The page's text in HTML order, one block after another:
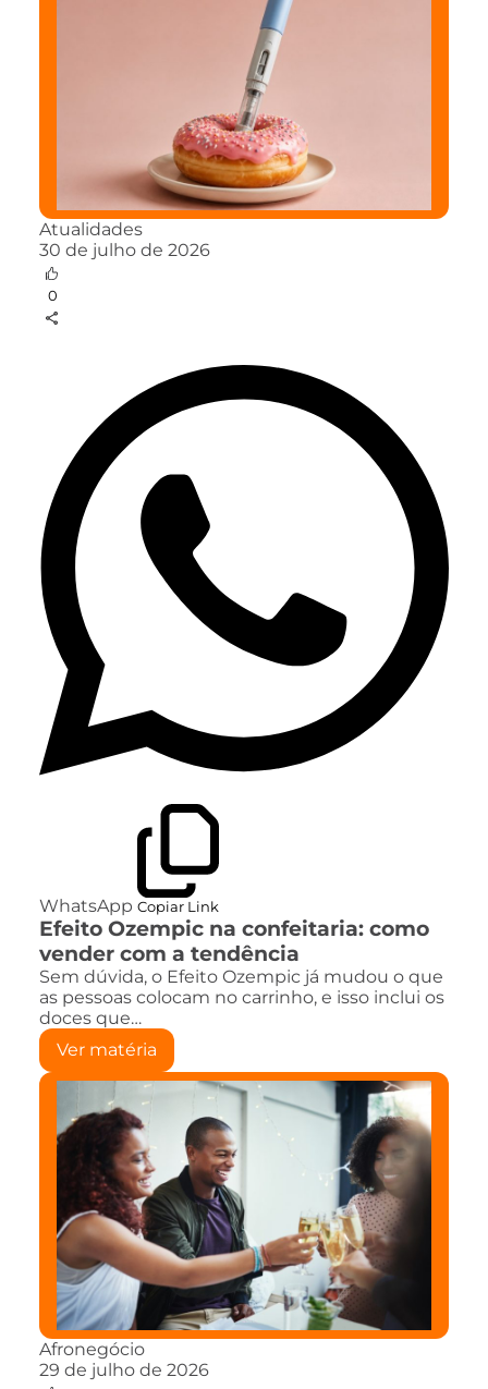
Atualidades
30 de julho de 2026
0
WhatsApp Copiar Link
Efeito Ozempic na confeitaria: como
vender com a tendência
Sem dúvida, o Efeito Ozempic já mudou o que
as pessoas colocam no carrinho, e isso inclui os
doces que…
Ver matéria
Afronegócio
29 de julho de 2026